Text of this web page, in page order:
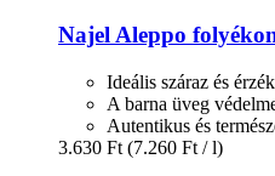
NajelAleppo
Ideális száraz és
A barna üveg
Autentikus és
3.630 Ft (7.260 Ft / l)